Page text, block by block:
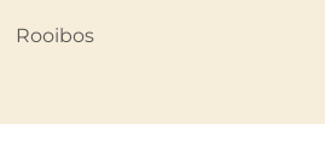
Rooibos